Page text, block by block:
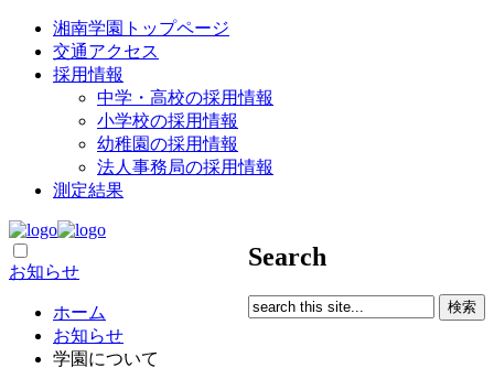
湘南学園トップページ
交通アクセス
採用情報
中学・高校の採用情報
小学校の採用情報
幼稚園の採用情報
法人事務局の採用情報
測定結果
Search
お知らせ
ホーム
お知らせ
学園について